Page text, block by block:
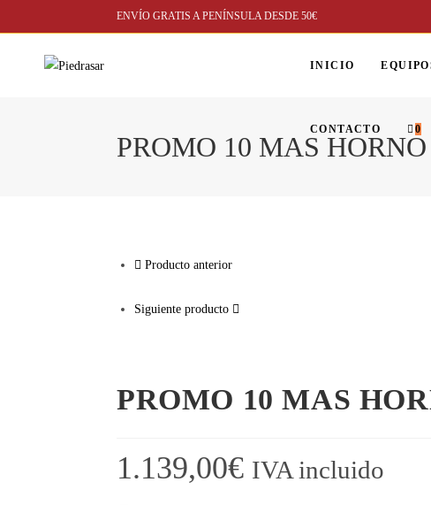
al
contenido
ENVÍO GRATIS A PENÍNSULA DESDE 50€
INICIO
CONTACTO 0
PROMO 10 MAS HORNO
Producto anterior
Siguiente producto
PROMO 10 MAS
1.139,00€ IVA incluido